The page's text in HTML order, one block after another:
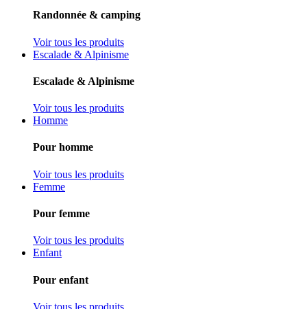
Randonnée & camping
Voir tous les produits
Escalade & Alpinisme
Escalade & Alpinisme
Voir tous les produits
Homme
Pour homme
Voir tous les produits
Femme
Pour femme
Voir tous les produits
Enfant
Pour enfant
Voir tous les produits